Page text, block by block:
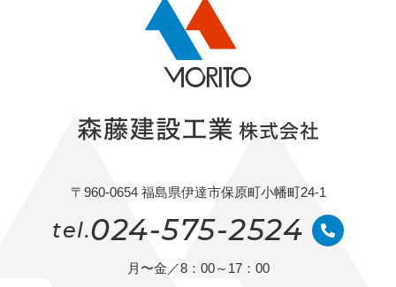
〒960-0654 福島県伊達市保原町小幡町24-1
tel.024-575-2524
月〜金／8：00～17：00